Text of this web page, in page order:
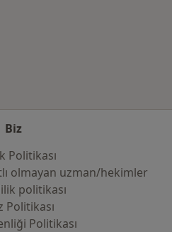
Biz
Politikası
olmayan uzman/hekimler
politikası
Politikası
Politikası